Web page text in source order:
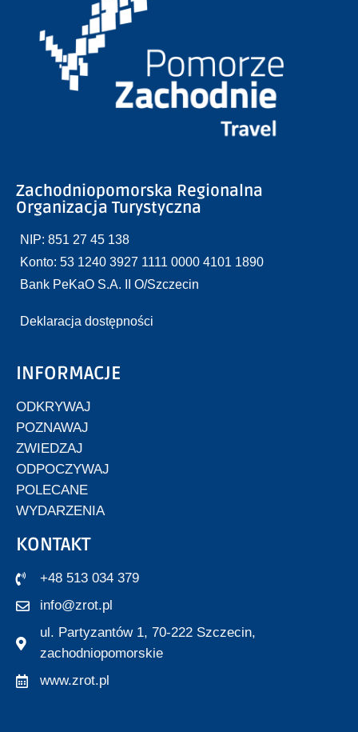
Zachodniopomorska Regionalna
Organizacja Turystyczna
NIP: 851 27 45 138
Konto: 53 1240 3927 1111 0000 4101 1890
Bank PeKaO S.A. II O/Szczecin
Deklaracja dostępności
INFORMACJE
ODKRYWAJ
POZNAWAJ
ZWIEDZAJ
ODPOCZYWAJ
POLECANE
WYDARZENIA
KONTAKT
+48 513 034 379
info@zrot.pl
ul. Partyzantów 1, 70-222 Szczecin,
zachodniopomorskie
www.zrot.pl